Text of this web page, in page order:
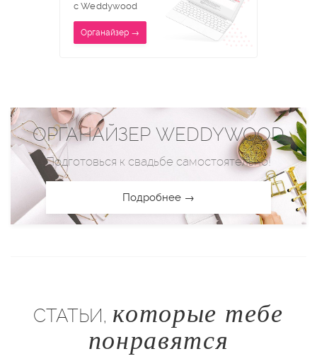
с Weddywood
Органайзер →
ОРГАНАЙЗЕР WEDDYWOOD
Подготовься к свадьбе самостоятельно!
Подробнее →
СТАТЬИ, которые тебе
понравятся